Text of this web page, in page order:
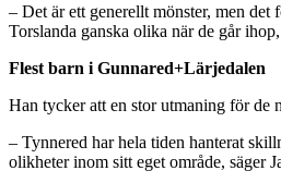
– Det är ett generellt mönster, men
Torslanda ganska olika när de går
Flest barn i Gunnared+Lärjedalen
Han tycker att en stor utmaning för de
– Tynnered har hela tiden hanterat
olikheter inom sitt eget område, säger